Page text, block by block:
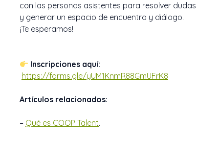
con las personas asistentes para resolver dudas
y generar un espacio de encuentro y diálogo.
¡Te esperamos!
Inscripciones aquí:
https://forms.gle/yUM1KnmR88GmUFrK8
Artículos relacionados:
– Qué es COOP Talent.